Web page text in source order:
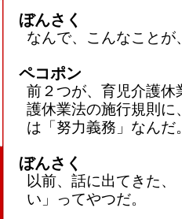
ぼんさく
なんで、こんなこと
ペコポン
前２つが、育児介護休
護休業法の施行規則に
は「努力義務」なんだ
ぼんさく
以前、話に出てきた
い」ってやつだ。